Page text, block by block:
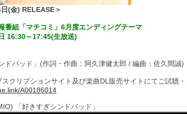
(金) RELEASE＞
番組「マチコミ」6月度エンディングテーマ
16:30～17:45(生放送)
ドバッド」(作詞・作曲：阿久津健太郎 / 編曲：佐久間誠)
クリプションサイト及び楽曲DL販売サイトにてご試聴
A00186014
「好きすぎシンドバッド」